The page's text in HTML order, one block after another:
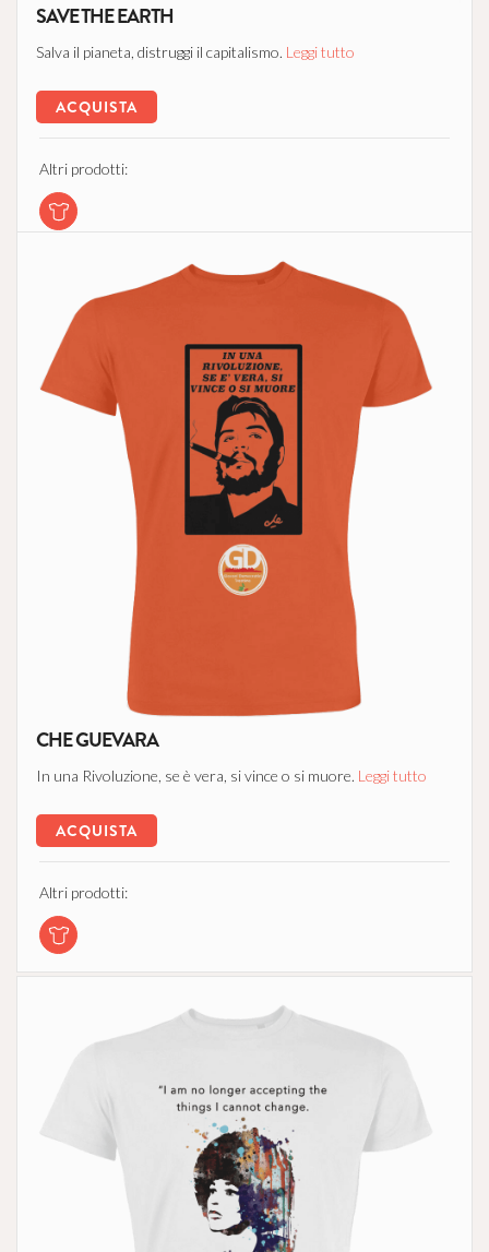
SAVE THE EARTH
Salva il pianeta, distruggi il capitalismo. Leggi tutto
ACQUISTA
Altri prodotti:
CHE GUEVARA
In una Rivoluzione, se è vera, si vince o si muore. Leggi tutto
ACQUISTA
Altri prodotti: